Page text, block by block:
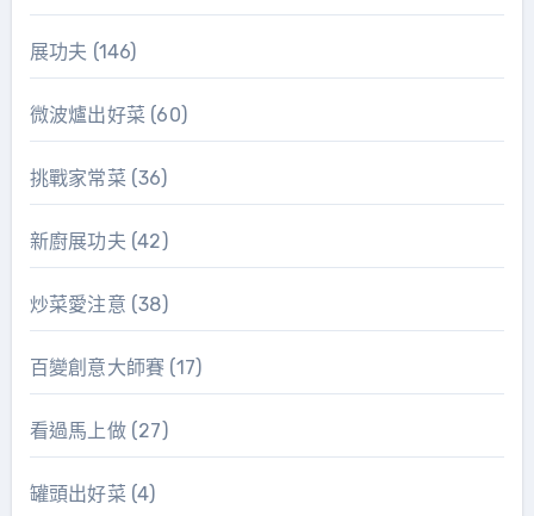
展功夫 (146)
微波爐出好菜 (60)
挑戰家常菜 (36)
新廚展功夫 (42)
炒菜愛注意 (38)
百變創意大師賽 (17)
看過馬上做(27)
罐頭出好菜 (4)